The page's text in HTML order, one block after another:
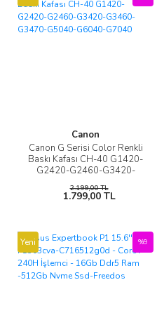
Canon
Canon G Serisi Color Renkli
Baskı Kafası CH-40 G1420-
G2420-G2460-G3420-
G6040-G7040
2.199,00 TL
1.799,00 TL
Yeni %9